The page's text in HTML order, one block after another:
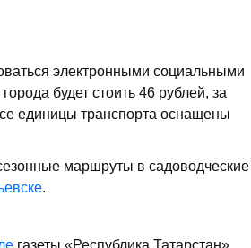
электронными социальными
будет стоить 46 рублей, за
единицы транспорта оснащены
маршруты в садоводческие
.